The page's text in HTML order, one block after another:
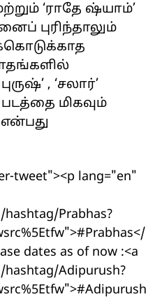
‘ராதே ஷ்யாம்’
புரிந்தாலும்
, ‘சலார்’
படத்தை மிகவும்
tweet"><p lang="en"
Prabhas?
dates as of now :<a
Adipurush?